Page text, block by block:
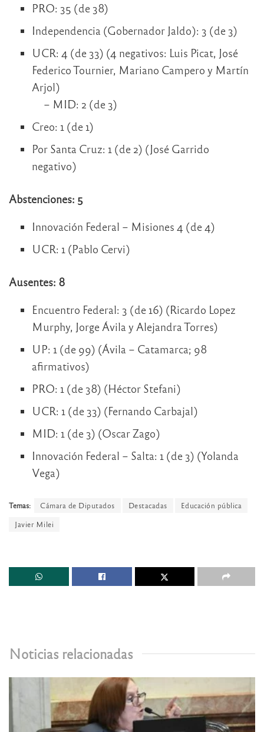
PRO: 35 (de 38)
Independencia (Gobernador Jaldo): 3 (de 3)
UCR: 4 (de 33) (4 negativos: Luis Picat, José
Federico Tournier, Mariano Campero y Martín
Arjol)
– MID: 2 (de 3)
Creo: 1 (de 1)
Por Santa Cruz: 1 (de 2) (José Garrido
negativo)
Abstenciones: 5
Innovación Federal – Misiones 4 (de 4)
UCR: 1 (Pablo Cervi)
Ausentes: 8
Encuentro Federal: 3 (de 16) (Ricardo Lopez
Murphy, Jorge Ávila y Alejandra Torres)
UP: 1 (de 99) (Ávila – Catamarca; 98
afirmativos)
PRO: 1 (de 38) (Héctor Stefani)
UCR: 1 (de 33) (Fernando Carbajal)
MID: 1 (de 3) (Oscar Zago)
Innovación Federal – Salta: 1 (de 3) (Yolanda
Vega)
Temas: Cámara de Diputados Destacadas
Educación pública
Javier Milei
Noticias relacionadas